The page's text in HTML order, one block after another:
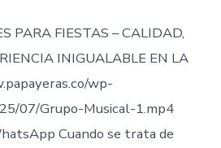
PARA FIESTAS – CALIDAD,
INIGUALABLE EN LA
wp-
07/Grupo-Musical-1.mp4
Cuando se trata de